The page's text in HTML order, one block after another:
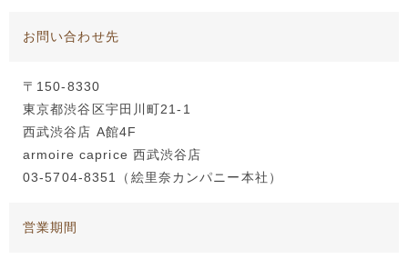
お問い合わせ先
〒150-8330
東京都渋谷区宇田川町21-1
西武渋谷店 A館4F
armoire caprice 西武渋谷店
03-5704-8351（絵里奈カンパニー本社）
営業期間